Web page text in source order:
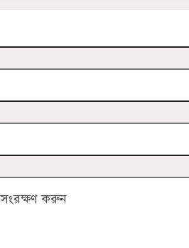
করুন